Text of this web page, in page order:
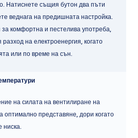
Натиснете същия бутон два пъти
веднага на предишната настройка.
комфортна и пестелива употреба,
на електроенергия, когато
или по време на сън.
на силата на вентилиране на
оптимално представяне, дори когато
ниска.